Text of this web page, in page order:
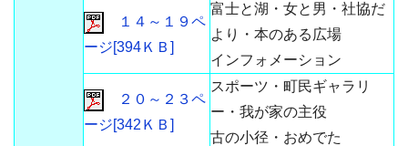
１４～１９ペ
ージ[394ＫＢ]
富士と湖・女と男・社協だ
より・本のある広場
インフォメーション
２０～２３ペ
ージ[342ＫＢ]
スポーツ・町民ギャラリ
ー・我が家の主役
古の小径・おめでた